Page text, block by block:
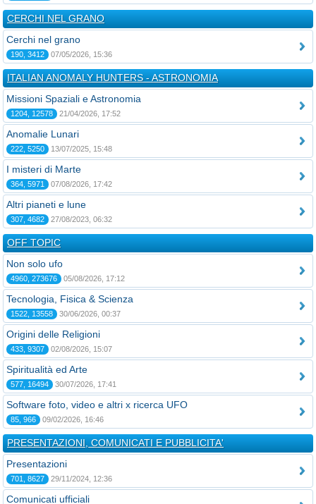
CERCHI NEL GRANO
Cerchi nel grano
190, 3412 07/05/2026, 15:36
ITALIAN ANOMALY HUNTERS - ASTRONOMIA
Missioni Spaziali e Astronomia
1204, 12578 21/04/2026, 17:52
Anomalie Lunari
222, 5250 13/07/2025, 15:48
I misteri di Marte
364, 5971 07/08/2026, 17:42
Altri pianeti e lune
307, 4682 27/08/2023, 06:32
OFF TOPIC
Non solo ufo
4960, 273676 05/08/2026, 17:12
Tecnologia, Fisica & Scienza
1522, 13558 30/06/2026, 00:37
Origini delle Religioni
433, 9307 02/08/2026, 15:07
Spiritualità ed Arte
577, 16494 30/07/2026, 17:41
Software foto, video e altri x ricerca UFO
85, 966 09/02/2026, 16:46
PRESENTAZIONI, COMUNICATI E PUBBLICITA'
Presentazioni
701, 8627 29/11/2024, 12:36
Comunicati ufficiali